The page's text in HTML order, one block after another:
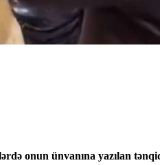
onun ünvanına yazılan